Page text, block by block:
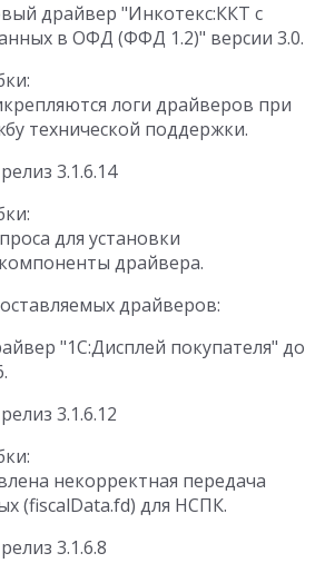
драйвер "Инкотекс:ККТ с
в ОФД (ФФД 1.2)" версии 3.0.
логи драйверов при
технической поддержки.
3.1.6.14
для установки
драйвера.
драйверов:
"1С:Дисплей покупателя" до
3.1.6.12
некорректная передача
(fiscalData.fd) для НСПК.
3.1.6.8